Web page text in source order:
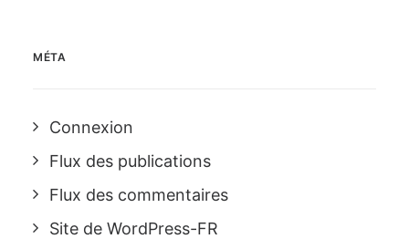
MÉTA
Connexion
Flux des publications
Flux des commentaires
Site de WordPress-FR